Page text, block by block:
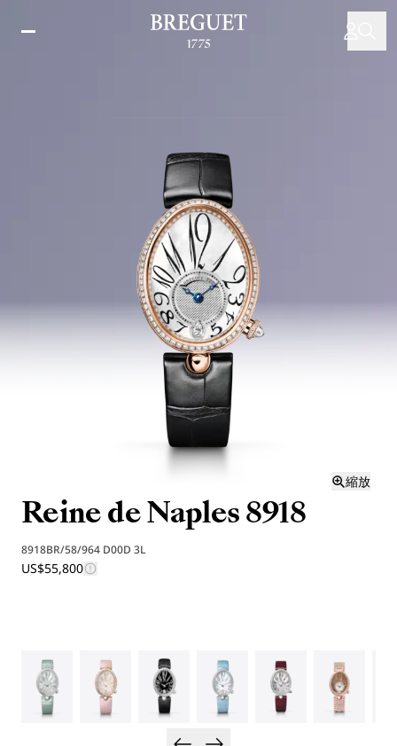
縮放
Reine de Naples 8918
8918BR/58/964 D00D 3L
US$55,800